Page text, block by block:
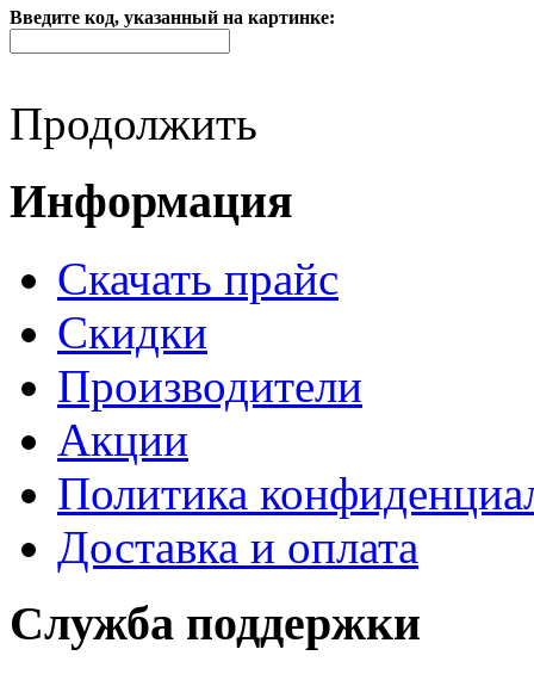
Введите код, указанный на картинке:
Продолжить
Информация
Cкачать прайс
Скидки
Производители
Акции
Политика
Доставка и оплата
Служба поддержки